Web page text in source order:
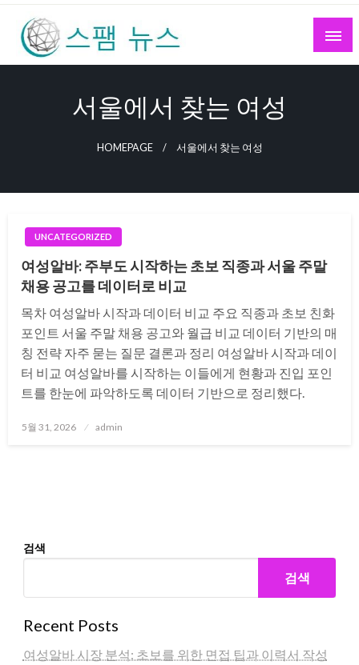
Skip
content
서울에서 찾는 여성
HOMEPAGE 서울에서 찾는 여성
UNCATEGORIZED
여성알바: 주부도 시작하는 초보 직종과 서울 주말
채용 공고를 데이터로 비교
목차 여성알바 시작과 데이터 비교 주요 직종과 초보 친화
포인트 서울 주말 채용 공고와 월급 비교 데이터 기반의 매
칭 전략 자주 묻는 질문 결론과 정리 여성알바 시작과 데이
터 비교 여성알바를 시작하는 이들에게 현황과 진입 포인
트를 한눈에 파악하도록 데이터 기반으로 정리했다.
Posted
5월 31, 2026 admin
검색
검색
Recent Posts
여성알바 시장 분석: 초보를 위한 면접 팁과 이력서 작성